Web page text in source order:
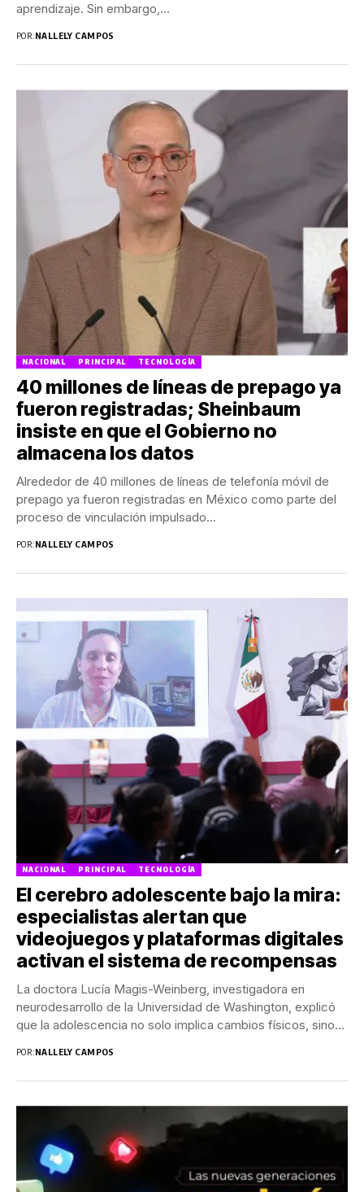
aprendizaje. Sin embargo,...
POR:NALLELY CAMPOS
NACIONAL PRINCIPAL TECNOLOGÍA
40 millones de líneas de prepago ya
fueron registradas; Sheinbaum
insiste en que el Gobierno no
almacena los datos
Alrededor de 40 millones de líneas de telefonía móvil de
prepago ya fueron registradas en México como parte del
proceso de vinculación impulsado...
POR:NALLELY CAMPOS
NACIONAL PRINCIPAL TECNOLOGÍA
El cerebro adolescente bajo la mira:
especialistas alertan que
videojuegos y plataformas digitales
activan el sistema de recompensas
La doctora Lucía Magis-Weinberg, investigadora en
neurodesarrollo de la Universidad de Washington, explicó
que la adolescencia no solo implica cambios físicos, sino
POR:NALLELY CAMPOS